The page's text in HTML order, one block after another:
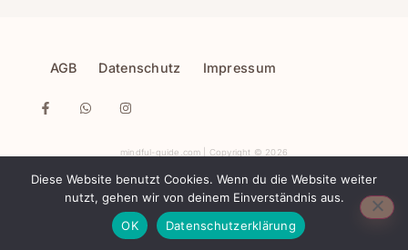
AGB Datenschutz Impressum
mindful-guide.com | Copyright © 2026
Diese Website benutzt Cookies. Wenn du die Website weiter
nutzt, gehen wir von deinem Einverständnis aus.
OK
Datenschutzerklärung